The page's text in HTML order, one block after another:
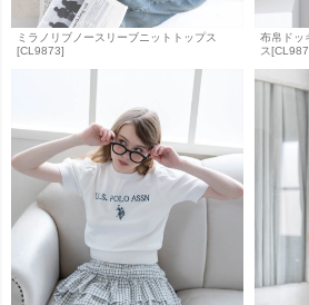
ミラノリブノースリーブニットトップス
[CL9873]
布帛ドッ
ス